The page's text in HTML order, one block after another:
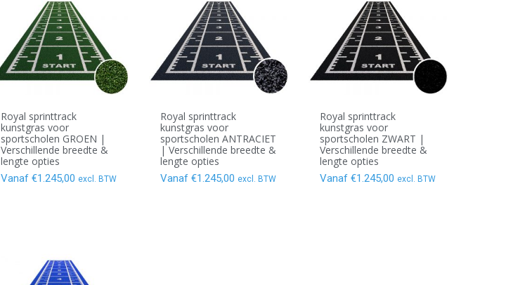
Royal sprinttrack
kunstgras voor
sportscholen GROEN |
Verschillende breedte &
lengte opties
Vanaf €1.245,00 excl. BTW
Royal sprinttrack
kunstgras voor
sportscholen ANTRACIET
| Verschillende breedte &
lengte opties
Vanaf €1.245,00 excl. BTW
Royal sprinttrack
kunstgras voor
sportscholen ZWART |
Verschillende breedte &
lengte opties
Vanaf €1.245,00 excl. BTW